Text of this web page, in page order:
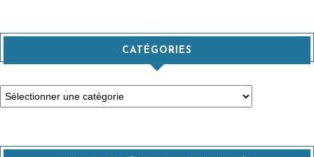
CATÉGORIES
Catégories